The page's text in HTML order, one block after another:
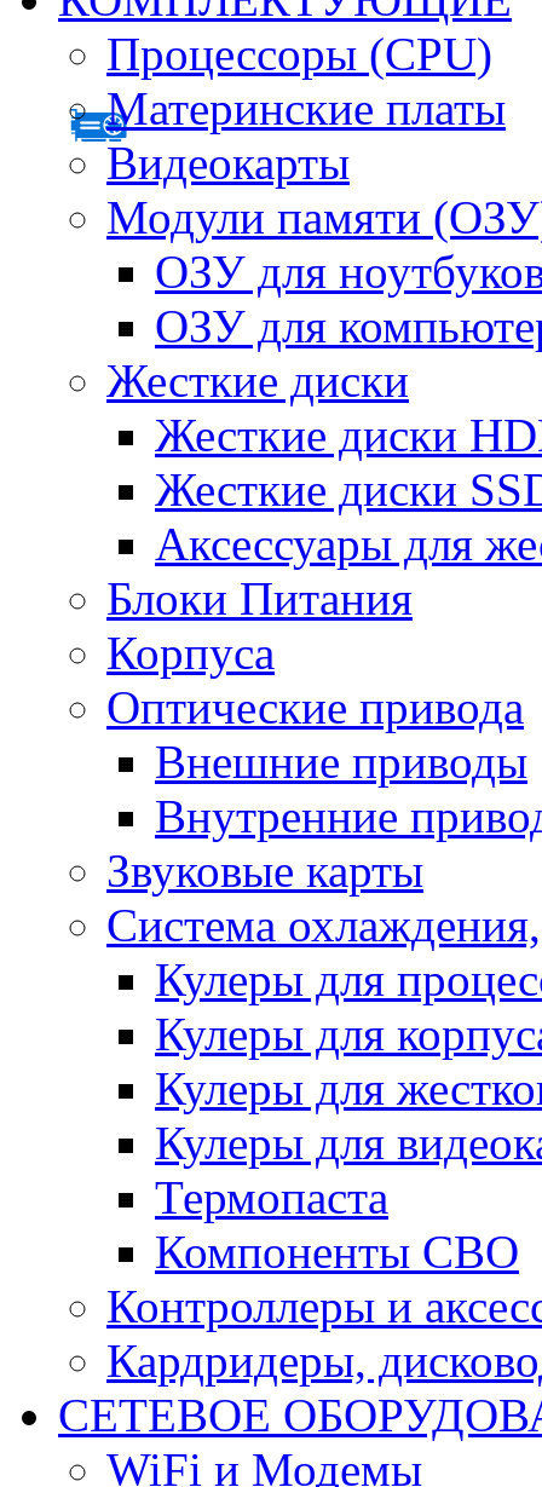
Процессоры (CPU)
Материнские платы
Видеокарты
Модули памяти
ОЗУ для
ОЗУ для
Жесткие диски
Жесткие диски
Жесткие диски
Аксессуары для
Блоки Питания
Корпуса
Оптические привода
Внешние приводы
Внутренние
Звуковые карты
Система
Кулеры для
Кулеры для
Кулеры для
Кулеры для
Термопаста
Компоненты СВО
Контроллеры и
Кардридеры,
СЕТЕВОЕ
WiFi и Модемы